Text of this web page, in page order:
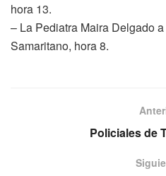
hora 13.
– La Pediatra Maira Delgado
Samaritano, hora 8.
Policiales de